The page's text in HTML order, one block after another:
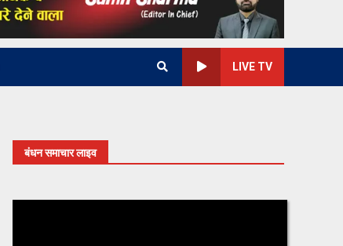
LIVE TV
बंधन समाचार लाइव